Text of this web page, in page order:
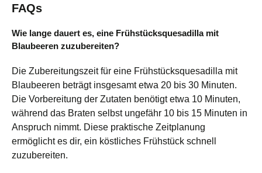
FAQs
Wie lange dauert es, eine Frühstücksquesadilla mit
Blaubeeren zuzubereiten?
Die Zubereitungszeit für eine Frühstücksquesadilla mit
Blaubeeren beträgt insgesamt etwa 20 bis 30 Minuten.
Die Vorbereitung der Zutaten benötigt etwa 10 Minuten,
während das Braten selbst ungefähr 10 bis 15 Minuten in
Anspruch nimmt. Diese praktische Zeitplanung
ermöglicht es dir, ein köstliches Frühstück schnell
zuzubereiten.